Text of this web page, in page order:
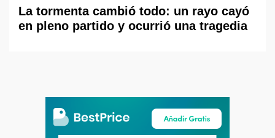
La tormenta cambió todo: un rayo cayó
en pleno partido y ocurrió una tragedia